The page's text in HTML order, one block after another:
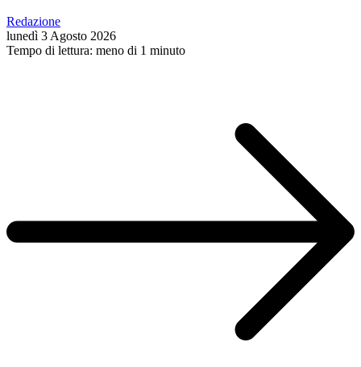
Redazione
lunedì 3 Agosto 2026
Tempo di lettura: meno di 1 minuto